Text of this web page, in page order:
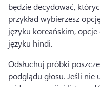
będzie decydować,
przykład wybierzesz
języku koreańskim,
języku hindi.
Odsłuchuj próbki
podglądu głosu. Jeśli nie